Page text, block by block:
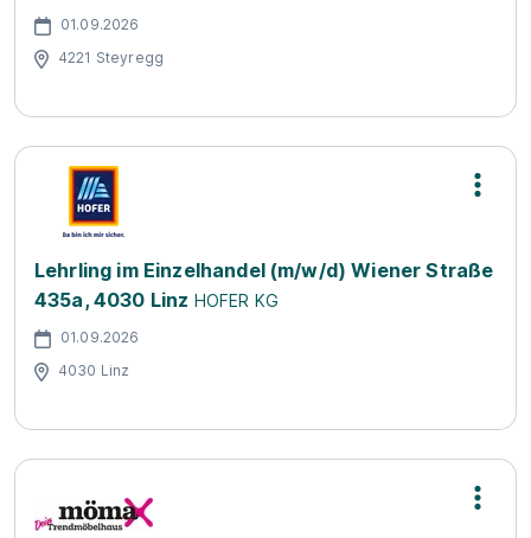
01.09.2026
4221 Steyregg
Lehrling im Einzelhandel (m/w/d) Wiener Straße
435a, 4030 Linz HOFER KG
01.09.2026
4030 Linz